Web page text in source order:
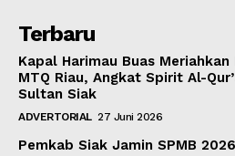
Terbaru
Kapal Harimau Buas Meriahkan
MTQ Riau, Angkat Spirit Al-
Sultan Siak
ADVERTORIAL 27 Juni 2026
Pemkab Siak Jamin SPMB